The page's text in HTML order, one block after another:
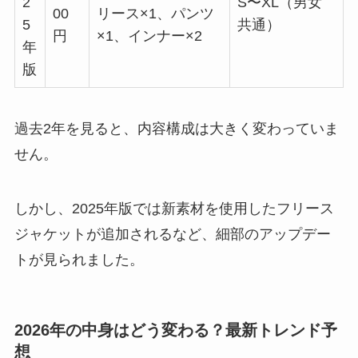
5
年
版
00
円
リース×1、パンツ
×1、インナー×2
共通）
過去2年を見ると、内容構成は大きく変わっていま
せん。
しかし、2025年版では新素材を使用したフリース
ジャケットが追加されるなど、細部のアップデー
トが見られました。
2026年の中身はどう変わる？最新トレンド予
想